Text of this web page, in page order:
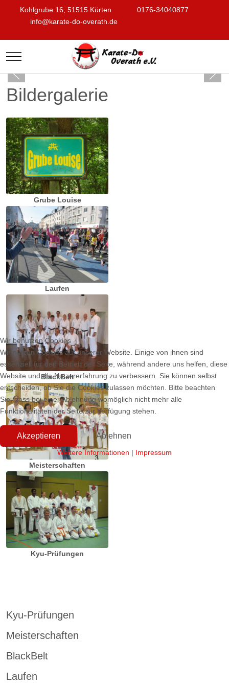
Kohlgrube 16, 51515 Kürten
0176-34040877
info@karate-do-overath.de
Mobile Menu Toggle
Bildergalerie
Grube Louise
Laufen
BlackBelt
Meisterschaften
Kyu-Prüfungen
Kyu-Prüfungen
Meisterschaften
BlackBelt
Laufen
Wir benutzen Cookies
Wir nutzen Cookies auf unserer Website. Einige von ihnen sind
essenziell für den Betrieb der Seite, während andere uns helfen, diese
Website und die Nutzererfahrung zu verbessern. Sie können selbst
entscheiden, ob Sie die Cookies zulassen möchten. Bitte beachten
Sie, dass bei einer Ablehnung womöglich nicht mehr alle
Funktionalitäten der Seite zur Verfügung stehen.
Akzeptieren Ablehnen
Weitere Informationen | Impressum